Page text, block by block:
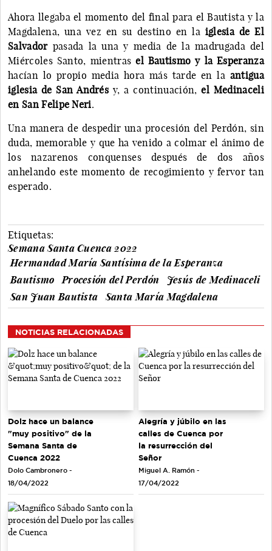
Ahora llegaba el momento del final para el Bautista y la
Magdalena, una vez en su destino en la iglesia de El
Salvador pasada la una y media de la madrugada del
Miércoles Santo, mientras el Bautismo y la Esperanza
hacían lo propio media hora más tarde en la antigua
iglesia de San Andrés y, a continuación,el Medinaceli
en San Felipe Neri.
Una manera de despedir una procesión del Perdón, sin
duda, memorable y que ha venido a colmar el ánimo de
los nazarenos conquenses después de dos años
anhelando este momento de recogimiento y fervor tan
esperado.
Etiquetas:
Semana Santa Cuenca 2022
Hermandad María Santísima de la Esperanza
Bautismo
Procesión del Perdón
Jesús de Medinaceli
San Juan Bautista
Santa María Magdalena
NOTICIAS RELACIONADAS
Dolz hace un balance
"muy positivo" de la
Semana Santa de
Cuenca 2022
Dolo Cambronero -
18/04/2022
Alegría y júbilo en las
calles de Cuenca por
la resurrección del
Señor
Miguel A. Ramón -
17/04/2022